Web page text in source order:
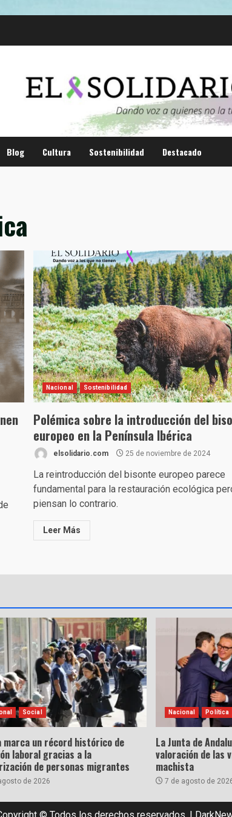
Blog Cultura Sostenibilidad Destacado
Nacional Sostenibilidad
Polémica sobre la introducción del
europeo en la Península Ibérica
elsolidario.com 25 de noviembre de 2024
La reintroducción del bisonte europeo parece
fundamental para la restauración ecológica
piensan lo contrario.
Leer Más
Social
marca un récord histórico de
laboral gracias a la
de personas migrantes
de 2026
Nacional Política
La Junta de
valoración de las
machista
7 de agosto de